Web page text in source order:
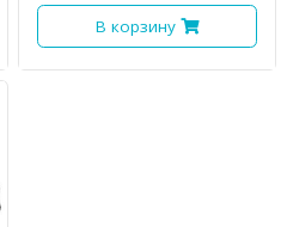
В корзину